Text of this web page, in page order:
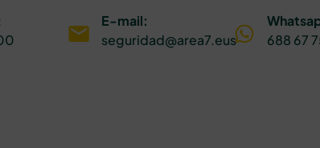
E-mail:
seguridad@area7.eus
688 67